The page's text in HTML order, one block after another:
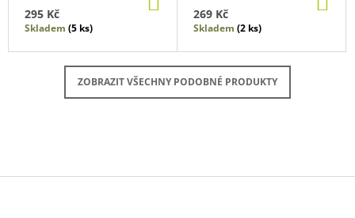
295 Kč KOŠÍKU
Skladem (5 ks)
269 Kč
Skladem (2 ks)
ZOBRAZIT VŠECHNY PODOBNÉ PRODUKTY